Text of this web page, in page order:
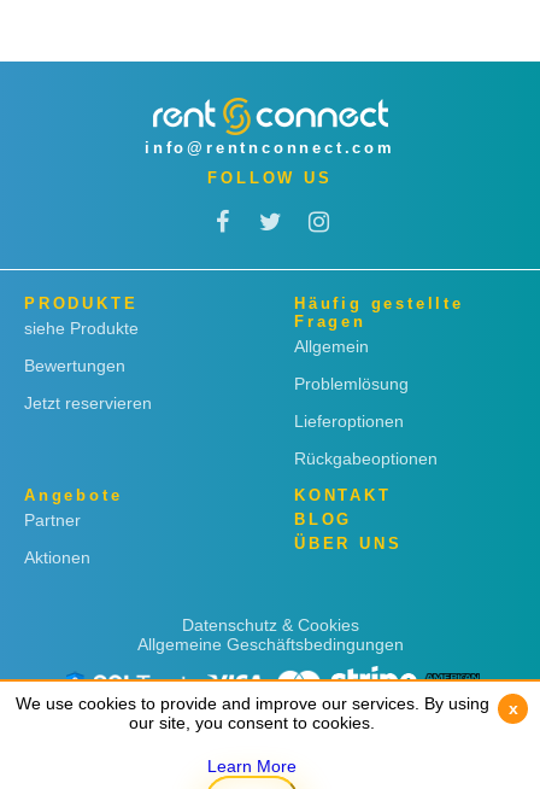
info@rentnconnect.com
FOLLOW US
PRODUKTE
siehe Produkte
Bewertungen
Jetzt reservieren
Häufig gestellte
Fragen
Allgemein
Problemlösung
Lieferoptionen
Rückgabeoptionen
Angebote
Partner
Aktionen
KONTAKT
BLOG
ÜBER UNS
Datenschutz & Cookies
Allgemeine Geschäftsbedingungen
We use cookies to provide and improve our services. By using
our site, you consent to cookies.
Learn More
x
We use cookies to provide and improve our services. By using
our site, you consent to cookies.
Learn More
x